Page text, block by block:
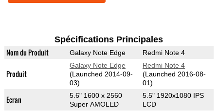
Spécifications Principales
Nom du Produit Galaxy Note Edge Redmi Note 4
Produit
Galaxy Note Edge
(Launched 2014-09-
03)
Redmi Note 4
(Launched 2016-08-
01)
Ecran
5.6" 1600 x 2560
Super AMOLED
5.5" 1920x1080 IPS
LCD